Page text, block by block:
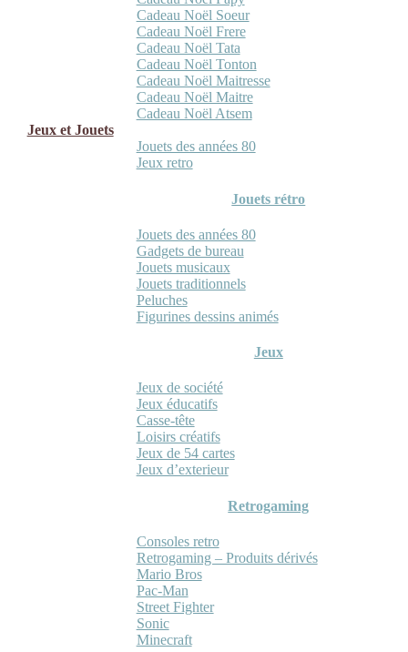
Cadeau Noël Soeur
Cadeau Noël Frere
Cadeau Noël Tata
Cadeau Noël Tonton
Cadeau Noël Maitresse
Cadeau Noël Maitre
Cadeau Noël Atsem
Jeux et Jouets
Jouets des années 80
Jeux retro
Jouets rétro
Jouets des années 80
Gadgets de bureau
Jouets musicaux
Jouets traditionnels
Peluches
Figurines dessins animés
Jeux
Jeux de société
Jeux éducatifs
Casse-tête
Loisirs créatifs
Jeux de 54 cartes
Jeux d’exterieur
Retrogaming
Consoles retro
Retrogaming – Produits dérivés
Mario Bros
Pac-Man
Street Fighter
Sonic
Minecraft